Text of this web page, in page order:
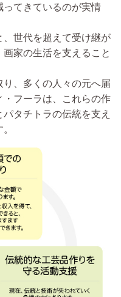
てきているのが実情
世代を超えて受け継が
家の生活を支えること
、多くの人々の元へ届
フーラは、これらの作
タチトラの伝統を支え